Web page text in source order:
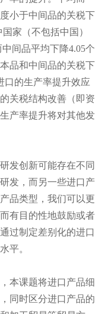
小于中间品的关税下
家（不包括中国）
间品平均下降4.05个
品和中间品的关税下
口的生产率提升效应
关税结构改善（即资
产率提升将对其他发
创新可能存在不同
发，而另一些进口产
品类型，我们可以更
有目的性地鼓励或者
过制定差别化的进口
平。
课题将进口产品细
同时区分进口产品的